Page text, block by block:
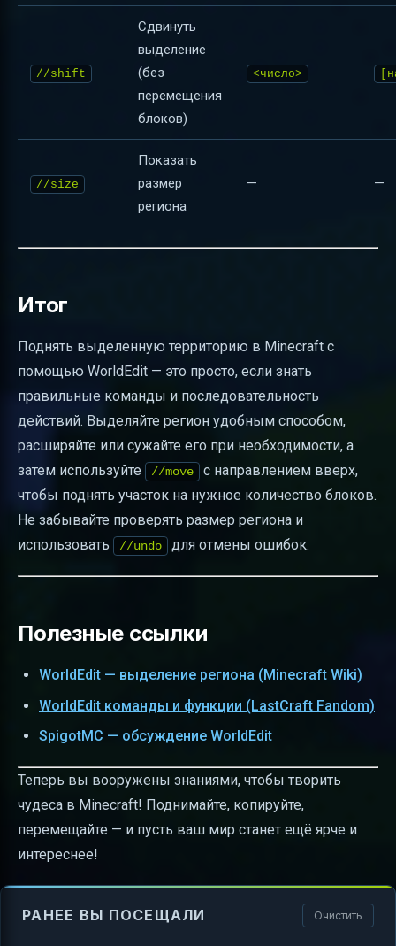
//shift
Сдвинуть
выделение
(без
перемещения
блоков)
<число>
//size
Показать
размер
региона
— —
Итог
Поднять выделенную территорию в Minecraft с
помощью WorldEdit — это просто, если знать
правильные команды и последовательность
действий. Выделяйте регион удобным способом,
расширяйте или сужайте его при необходимости, а
затем используйте
//move
с направлением вверх,
чтобы поднять участок на нужное количество блоков.
Не забывайте проверять размер региона и
использовать
//undo для отмены ошибок.
Полезные ссылки
WorldEdit — выделение региона (Minecraft Wiki)
WorldEdit команды и функции (LastCraft Fandom)
SpigotMC — обсуждение WorldEdit
Теперь вы вооружены знаниями, чтобы творить
чудеса в Minecraft! Поднимайте, копируйте,
перемещайте — и пусть ваш мир станет ещё ярче и
интереснее!
РАНЕЕ ВЫ ПОСЕЩАЛИ Очистить